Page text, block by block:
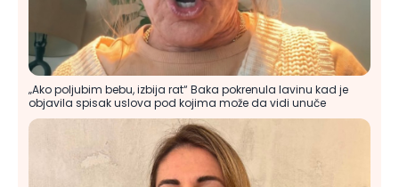
„Ako poljubim bebu, izbija rat“ Baka pokrenula lavinu kad je
objavila spisak uslova pod kojima može da vidi unuče